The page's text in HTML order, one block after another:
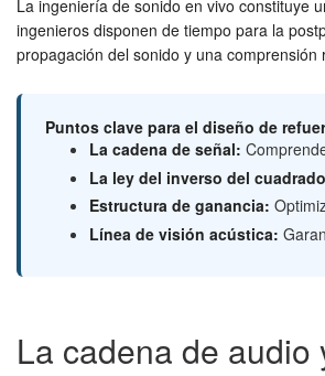
La ingeniería de sonido en vivo constituye
ingenieros disponen de tiempo para la
propagación del sonido y una
Puntos clave para el diseño de
La cadena de señal:
La ley del inverso del
Estructura de ganancia:
Línea de visión acústica:
La cadena de